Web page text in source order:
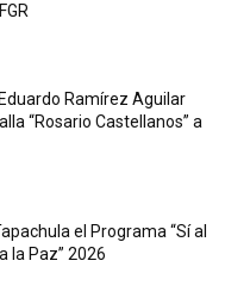
Ramírez Aguilar
“Rosario Castellanos” a
el Programa “Sí al
la Paz” 2026